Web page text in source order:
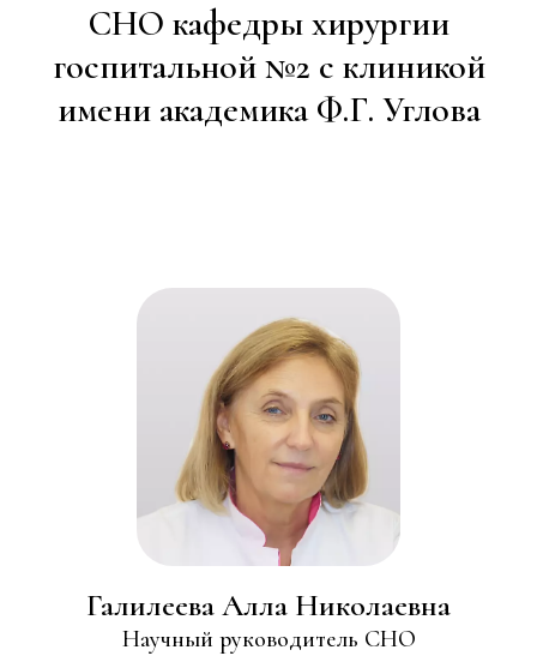
СНО кафедры хирургии
госпитальной №2 с клиникой
имени академика Ф.Г. Углова
Галилеева Алла Николаевна
Научный руководитель СНО